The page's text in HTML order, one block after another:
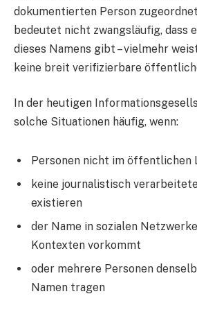
dokumentierten Person
bedeutet nicht zwangsläufig, dass
dieses Namens gibt – vielmehr
keine breit verifizierbare
In der heutigen
solche Situationen häufig, wenn:
Personen nicht im öffentlichen
keine journalistisch
existieren
der Name in sozialen
Kontexten vorkommt
oder mehrere Personen
Namen tragen